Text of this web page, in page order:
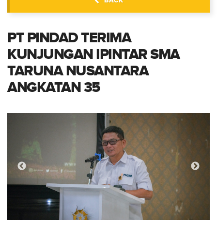
PT PINDAD TERIMA
KUNJUNGAN IPINTAR SMA
TARUNA NUSANTARA
ANGKATAN 35